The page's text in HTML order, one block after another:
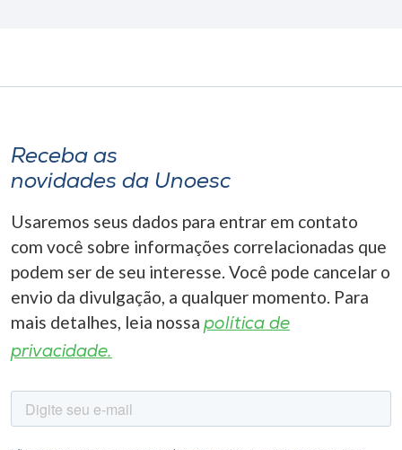
Receba as
novidades da Unoesc
Usaremos seus dados para entrar em contato
com você sobre informações correlacionadas que
podem ser de seu interesse. Você pode cancelar o
envio da divulgação, a qualquer momento. Para
mais detalhes, leia nossa política de
privacidade.